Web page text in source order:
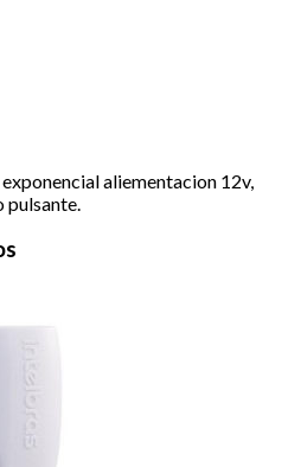
aliementacion 12v,
pulsante.